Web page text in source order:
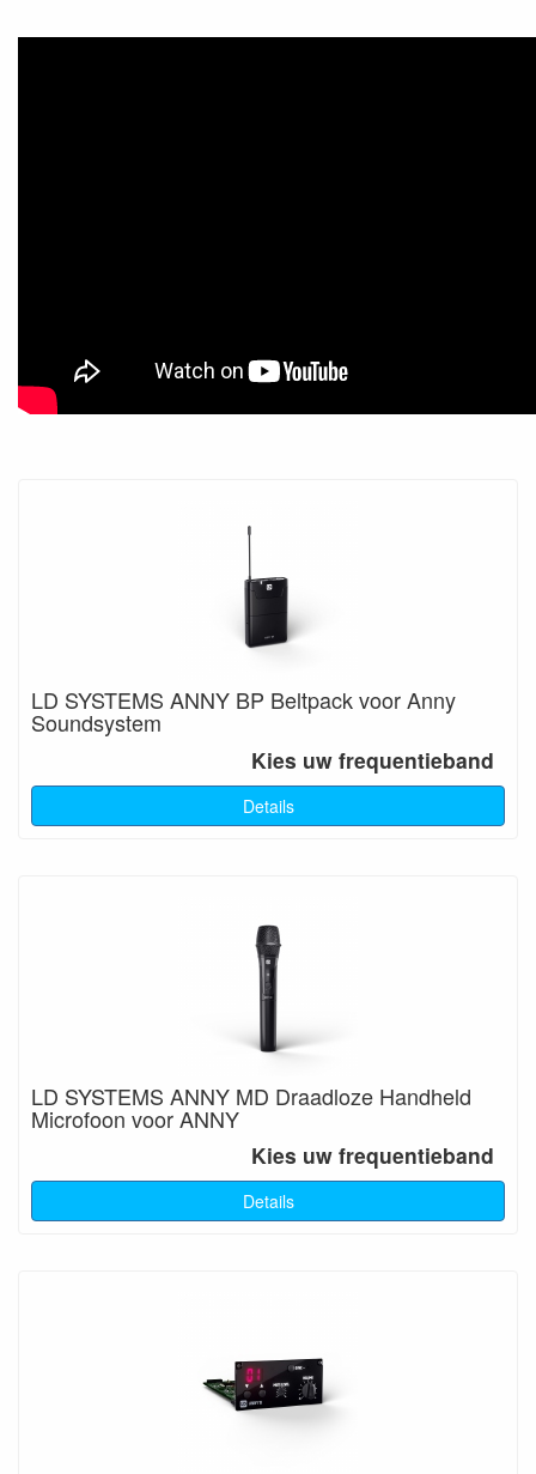
LD SYSTEMS ANNY BP Beltpack voor Anny
Soundsystem
Kies uw frequentieband
Details
LD SYSTEMS ANNY MD Draadloze Handheld
Microfoon voor ANNY
Kies uw frequentieband
Details